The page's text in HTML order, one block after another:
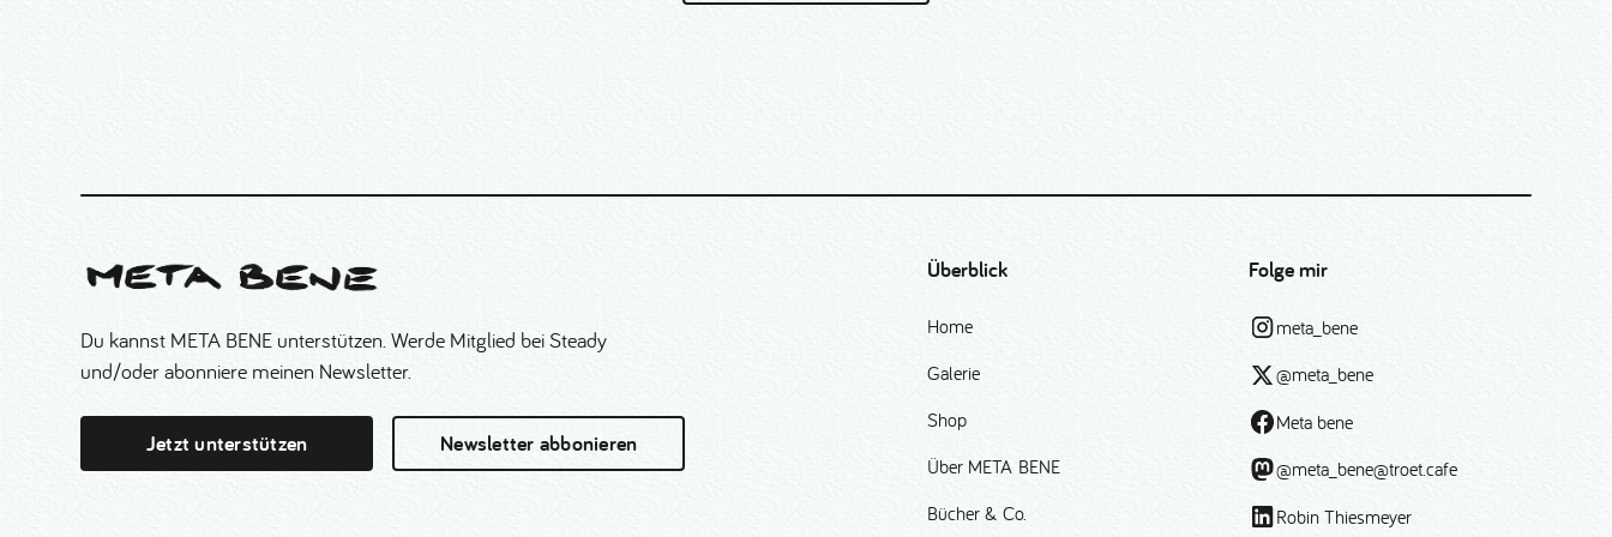
Du kannst META BENE unterstützen. Werde Mitglied bei Steady
und/oder abonniere meinen Newsletter.
Jetzt unterstützen Newsletter abbonieren
Überblick
Home
Galerie
Shop
Über META BENE
Bücher & Co.
Folge mir
meta_bene
@meta_bene
Meta bene
@meta_bene@troet.cafe
Robin Thiesmeyer